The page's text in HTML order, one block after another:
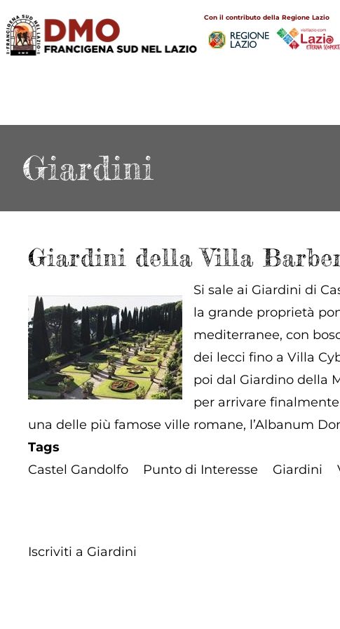
Salta
al
contenuto
Con il contributo della Regione Lazio
Main
navigation
Giardini
Giardini della Villa
Si sale ai Giardini di
la grande proprietà
mediterranee, con
dei lecci fino a Villa
poi dal Giardino della
per arrivare
una delle più famose ville romane, l’Albanum
Tags
Castel Gandolfo
Punto di Interesse Giardini
Iscriviti a Giardini